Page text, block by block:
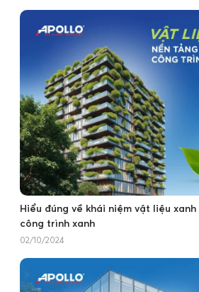
Hiểu đúng về khái niệm vật liệu
công trình xanh
02/10/2024